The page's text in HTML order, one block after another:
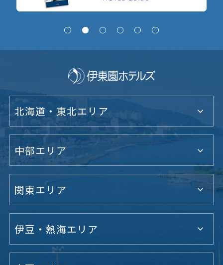
北海道・東北エリア
中部エリア
関東エリア
伊豆・熱海エリア